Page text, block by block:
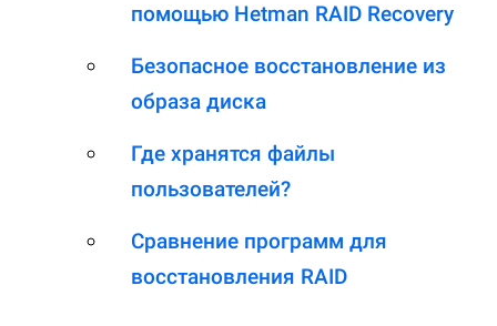
помощью Hetman RAID Recovery
Безопасное восстановление из
образа диска
Где хранятся файлы
пользователей?
Сравнение программ для
восстановления RAID